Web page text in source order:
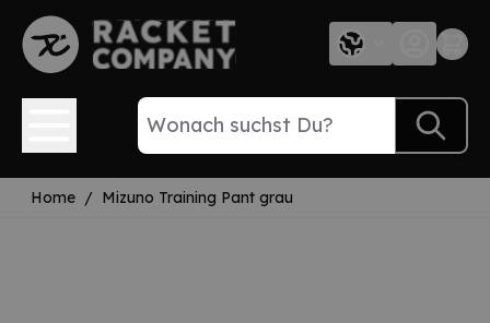
Direkt zum Inhalt
Home / Mizuno Training Pant grau